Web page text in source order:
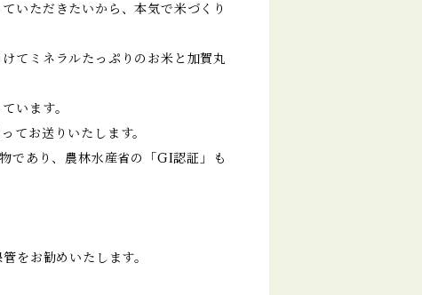
いただきたいから、本気で米づくり
てミネラルたっぷりのお米と加賀丸
います。
てお送りいたします。
であり、農林水産省の「GI認証」も
をお勧めいたします。